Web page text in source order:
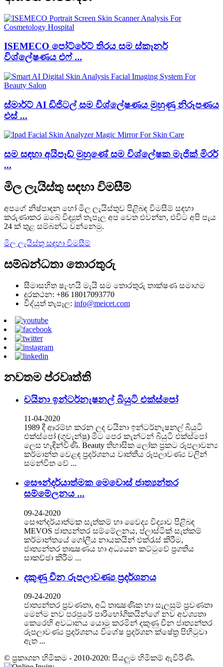
ISEMECO පෝට්රේට් තිරය සම ස්කෑනර්
විශ්ලේෂණය එෆ් ...
ස්මාර්ට් AI ඩිජිටල් සම විශ්ලේෂණය මුහුණු නිරූපණය
එස් ...
සම සඳහා අයිපෑඩ් මුහුණේ සම විශ්ලේෂක මැජික් මිරර්
...
මිල ලැයිස්තු සඳහා විමසීම්
අපගේ නිෂ්පාදන හෝ මිල ලැයිස්තුව පිළිබඳ විමසීම් සඳහා
කරුණාකර ඔබේ විද්‍යුත් තැපෑල අප වෙත එවන්න, එවිට අපි පැය
24 ක් තුළ සම්බන්ධ වන්නෙමු.
මිල ලැයිස්තු සඳහා විමසීම්
සම්බන්ධතා තොරතුරු
සීමාසහිත ෂැංහයි මැයි සම තොරතුරු තාක්ෂණ සමාගම
දුරකථන: +86 18017093770
විද්යුත් තැපෑල: info@meicet.com
නවතම ප්රවෘත්ති
චයිනා ඉන්ටර්නැෂනල් බියුටි එක්ස්පෝ
11-04-2020
1989 දී ආරම්භ කරන ලද චයිනා ඉන්ටර්නැෂනල් බියුටි
එක්ස්පෝ (ගුවැන්ෂු) මීට පෙර කැන්ටන් බියුටි එක්ස්පෝ
ලෙස හැඳින්විණි. Beauty තිහාසික ලෝක ප්‍රකට රූපලාවන්‍ය
කර්මාන්ත වෙළඳ ප්‍රදර්ශනය වෘත්තීය රූපලාවණ්‍ය වලින්
සමන්විත වේ ...
සෞන්දර්යාත්මක මෙවොස් ජාත්‍යන්තර
සම්මේලනය ...
09-24-2020
සෞන්දර්යාත්මක සැත්කම් හා වෛද්‍ය විද්‍යාව පිළිබඳ
MEVOS ජාත්‍යන්තර සම්මේලනය, ප්ලාස්ටික් සැත්කම්
කර්මාන්තයේ ගෝලීය නායකයින් එක්රැස් කිරීම,
ජාත්‍යන්තර තාක්‍ෂණය හා අධ්‍යයන කට්‌ටුවේ ප්‍රගතිය
සාකච්ඡා කිරීම ...
දකුණු චීන රූපලාවණ්‍ය ප්‍රදර්ශනය
09-24-2020
ජාත්‍යන්තර ප්‍රවණතා, අධි තාක්‍ෂණික හා සැලසුම් ප්‍රවණතා
මෙන්ම නව පරපුරේ පාරිභෝගිකයින්ගේ නව අවශ්‍යතා
කෙරෙහි අවධානය යොමු කරමින් දකුණු චීන ජාත්‍යන්තර
රූපලාවණ්‍ය ප්‍රදර්ශනය විශේෂ ප්‍රදර්ශන ක්ෂේත්‍ර පිහිටුවා
ඇත ...
© ප්‍රකාශන හිමිකම - 2010-2020: සියලුම හිමිකම් ඇවිරිණි.